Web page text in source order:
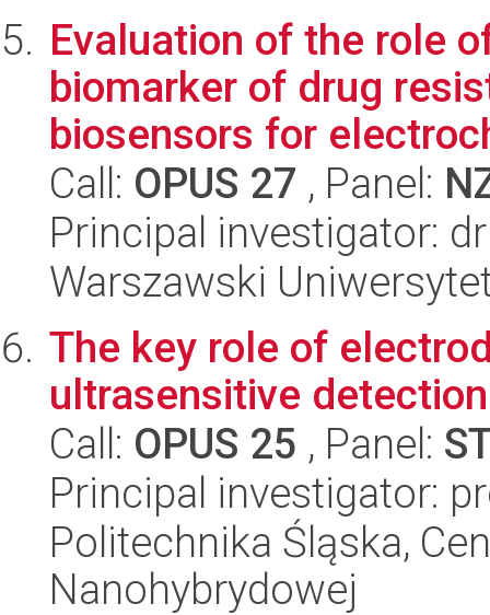
Evaluation of the role
biomarker of drug
biosensors for
Call: OPUS 27 , Panel:
Principal investigator:
Warszawski
The key role of
ultrasensitive
Call: OPUS 25 , Panel:
Principal investigator:
Politechnika Śląska,
Nanohybrydowej